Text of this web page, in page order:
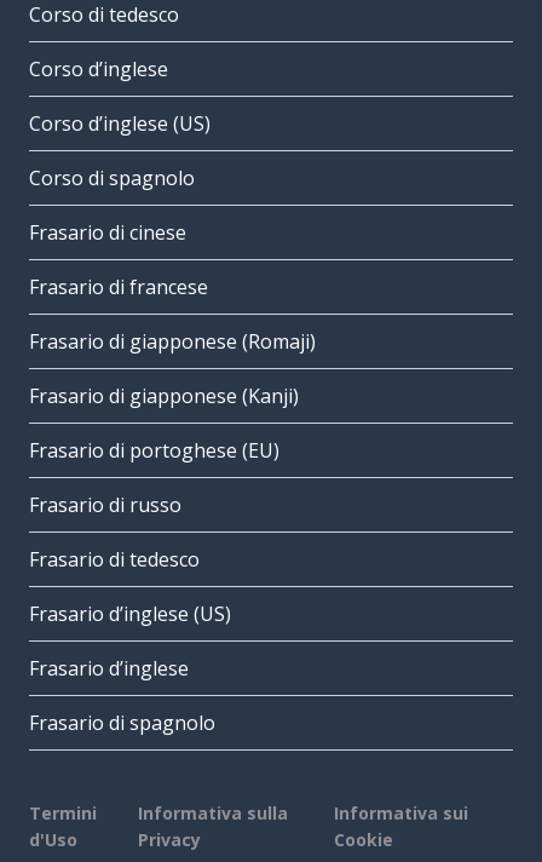
Corso di tedesco
Corso d’inglese
Corso d’inglese (US)
Corso di spagnolo
Frasario di cinese
Frasario di francese
Frasario di giapponese (Romaji)
Frasario di giapponese (Kanji)
Frasario di portoghese (EU)
Frasario di russo
Frasario di tedesco
Frasario d’inglese (US)
Frasario d’inglese
Frasario di spagnolo
Termini
d'Uso
Informativa sulla
Privacy
Informativa sui
Cookie